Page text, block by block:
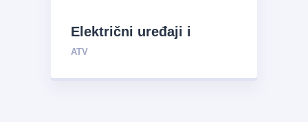
Električni uređaji i
sistem za opskrbu uljem
ATV